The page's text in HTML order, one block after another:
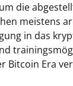
die
meistens
in das
Bitcoin Era